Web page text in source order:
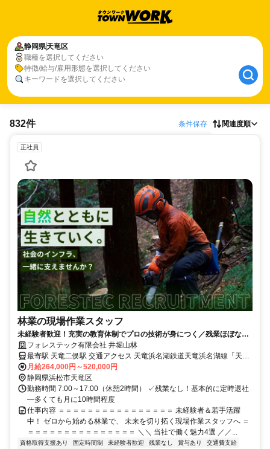
静岡県天竜区
職種を選択してください
特徴/給与/雇用形態を選択してください
キーワードを選択してください
832件 条件保存 関連度順
正社員
林業の現場作業スタッフ
未経験者歓迎！充実の教育体制でプロの技術が身につく／残業ほぼなし
／賞与年2回＆昇給ほぼ毎年UP！
フォレステック有限会社 井堀山林
最寄駅 天竜二俣駅 交通アクセス 天竜浜名湖鉄道天竜浜名湖線「天竜
二俣駅」より車で52分 ＊車通勤OK・バイク通勤OK ＊敷地内に駐車
場あり ＜現場のエリア＞ 静岡県の西部地方が8割以上 ※基本的に静
岡市や伊豆といった 東部地方は担当外 ※一番遠い現場で愛知県豊田
市 ✓会社に集合してみんなで現場へ！ ✓ごくまれに台風などの災害
時の対応 ―災害復旧手当の支給あり
月給264,000円～520,000円
静岡県浜松市天竜区
勤務時間 7:00～17:00（休憩2時間） ✓残業なし！基本的に定時退社
―多くても月に10時間程度
仕事内容 ＝＝＝＝＝＝＝＝＝＝＝＝＝＝＝＝ 未経験者＆若手活躍
中！ ゼロから始める林業で、 未来を切り拓く現場作業スタッフへ ＝
＝＝＝＝＝＝＝＝＝＝＝＝＝＝＝ ＼＼ 当社で働く魅力4選 ／／...
資格取得支援あり 固定時間制 未経験者歓迎 残業なし 賞与あり
交通費支給